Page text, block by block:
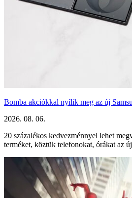
Bomba akciókkal nyílik meg az új
2026. 08. 06.
20 százalékos kedvezménnyel lehet
terméket, köztük telefonokat, órákat az új